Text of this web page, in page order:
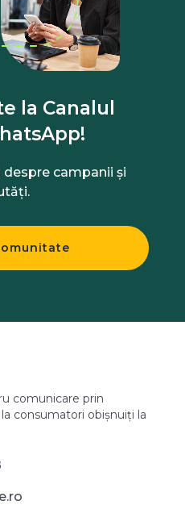
la Canalul
despre campanii și
comunicare prin
consumatori obișnuiți la